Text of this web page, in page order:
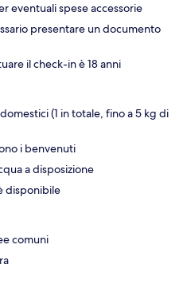
eventuali spese accessorie
presentare un documento
il check-in è 18 anni
(1 in totale, fino a 5 kg di
i benvenuti
a disposizione
disponibile
comuni